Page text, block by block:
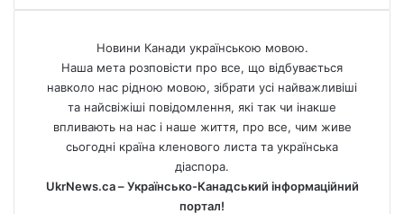
Новини Канади українською мовою.
Наша мета розповісти про все, що відбувається
навколо нас рідною мовою, зібрати усі найважливіші
та найсвіжіші повідомлення, які так чи інакше
впливають на нас і наше життя, про все, чим живе
сьогодні країна кленового листа та українська
діаспора.
UkrNews.ca – Українсько-Канадський інформаційний
портал!